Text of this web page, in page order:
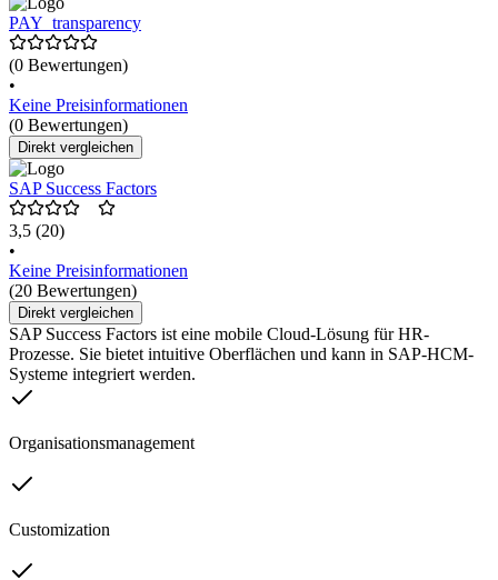
PAY_transparency
(0 Bewertungen)
•
Keine Preisinformationen
(0 Bewertungen)
Direkt vergleichen
SAP Success Factors
3,5 (20)
•
Keine Preisinformationen
(20 Bewertungen)
Direkt vergleichen
SAP Success Factors ist eine mobile Cloud-Lösung für HR-
Prozesse. Sie bietet intuitive Oberflächen und kann in SAP-HCM-
Systeme integriert werden.
Organisationsmanagement
Customization